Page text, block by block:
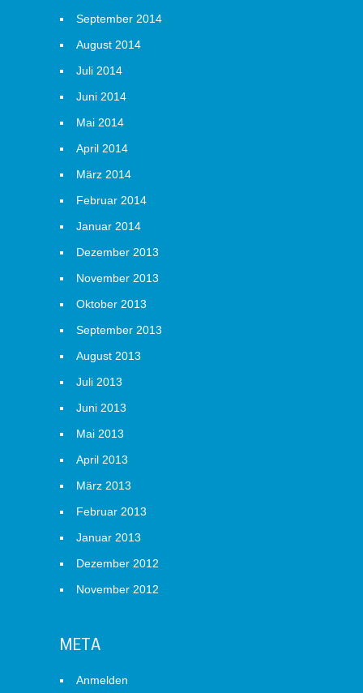
September 2014
August 2014
Juli 2014
Juni 2014
Mai 2014
April 2014
März 2014
Februar 2014
Januar 2014
Dezember 2013
November 2013
Oktober 2013
September 2013
August 2013
Juli 2013
Juni 2013
Mai 2013
April 2013
März 2013
Februar 2013
Januar 2013
Dezember 2012
November 2012
META
Anmelden